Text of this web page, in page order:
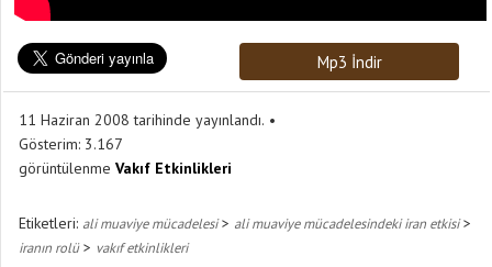
Mp3 İndir
11 Haziran 2008 tarihinde yayınlandı.
Gösterim: 3.167
görüntülenme Vakıf Etkinlikleri
Etiketleri: ali muaviye mücadelesi> ali muaviye mücadelesindeki iran etkisi>
iranın rolü> vakıf etkinlikleri